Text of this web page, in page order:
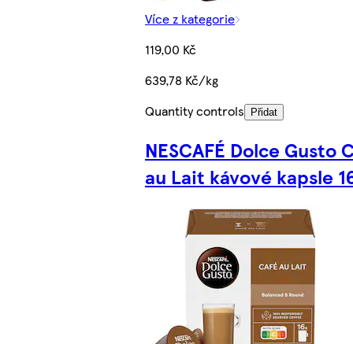
Více z kategorie
119,00 Kč
639,78 Kč/kg
Quantity controls
Přidat
NESCAFÉ Dolce Gusto
au Lait kávové kapsle